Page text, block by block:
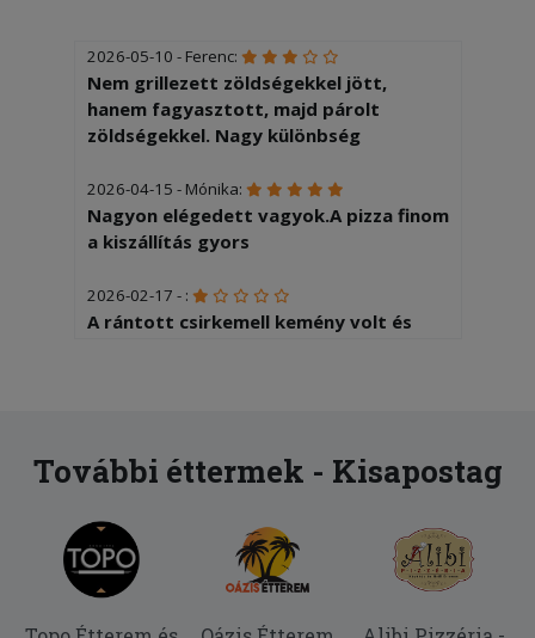
2026-05-10 - Ferenc:
Nem grillezett zöldségekkel jött,
hanem fagyasztott, majd párolt
zöldségekkel. Nagy különbség
2026-04-15 - Mónika:
Nagyon elégedett vagyok.A pizza finom
a kiszállítás gyors
2026-02-17 - :
A rántott csirkemell kemény volt és
Teljes mértékben elégedett voltam!
Az étel jó volt, a futár gyors és
udvarias. Köszönöm.
További éttermek - Kisapostag